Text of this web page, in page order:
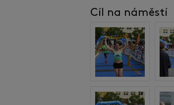
Cíl na náměstí